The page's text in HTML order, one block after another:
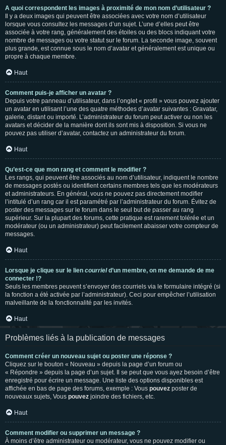
A quoi correspondent les images à proximité de mon nom d’utilisateur ?
Il y a deux images qui peuvent être associées avec votre nom d’utilisateur
lorsque vous consultez les messages d’un sujet. L’une d’elles peut être
associée à votre rang, généralement des étoiles ou des blocs indiquant votre
nombre de messages ou votre statut sur le forum. La seconde image, souvent
plus grande, est connue sous le nom d’avatar et généralement est unique ou
propre à chaque membre.
Haut
Comment puis-je afficher un avatar ?
Depuis votre panneau d’utilisateur, dans l’onglet « profil » vous pouvez ajouter
un avatar en utilisant l’une des quatre méthodes d’avatar suivantes : Gravatar,
galerie, distant ou importé. L’administrateur du forum peut activer ou non les
avatars et décider de la manière dont ils sont mis à disposition. Si vous ne
pouvez pas utiliser d’avatar, contactez un administrateur du forum.
Haut
Qu’est-ce que mon rang et comment le modifier ?
Les rangs, qui peuvent être associés au nom d’utilisateur, indiquent le nombre
de messages postés ou identifient certains membres tels que les modérateurs
et administrateurs. En général, vous ne pouvez pas directement modifier
l’intitulé d’un rang car il est paramétré par l’administrateur du forum. Évitez de
poster des messages sur le forum dans le seul but de passer au rang
supérieur. Sur la plupart des forums, cette pratique est rarement tolérée et un
modérateur (ou un administrateur) peut facilement abaisser votre compteur de
messages.
Haut
Lorsque je clique sur le lien courrield’un membre, on me demande de me
connecter !?
Seuls les membres peuvent s’envoyer des courriels via le formulaire intégré (si
la fonction a été activée par l’administrateur). Ceci pour empêcher l’utilisation
malveillante de la fonctionnalité par les invités.
Haut
Problèmes liés à la publication de messages
Comment créer un nouveau sujet ou poster une réponse ?
Cliquez sur le bouton « Nouveau » depuis la page d’un forum ou
« Répondre » depuis la page d’un sujet. Il se peut que vous ayez besoin d’être
enregistré pour écrire un message. Une liste des options disponibles est
affichée en bas de page des forums, exemple : Vous pouvez poster de
nouveaux sujets, Vous pouvez joindre des fichiers, etc.
Haut
Comment modifier ou supprimer un message ?
À moins d’être administrateur ou modérateur, vous ne pouvez modifier ou